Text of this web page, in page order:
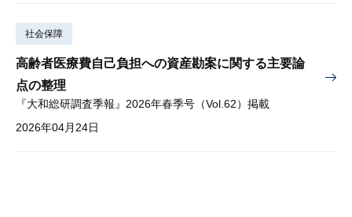
社会保障
高齢者医療費自己負担への資産勘案に関する主要論
点の整理
『大和総研調査季報』2026年春季号（Vol.62）掲載
2026年04月24日